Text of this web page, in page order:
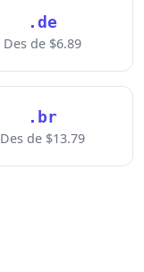
.de
Des de $6.89
.br
Des de $13.79